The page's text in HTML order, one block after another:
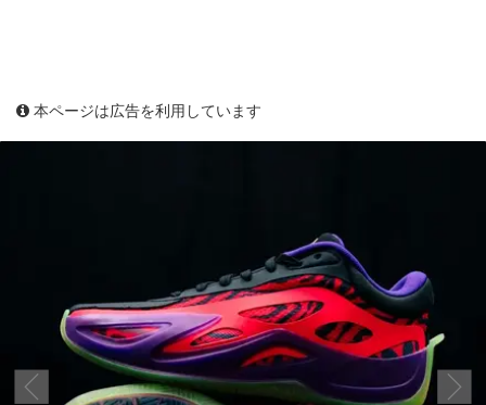
本ページは広告を利用しています